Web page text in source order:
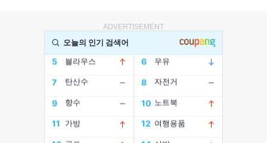
ADVERTISEMENT